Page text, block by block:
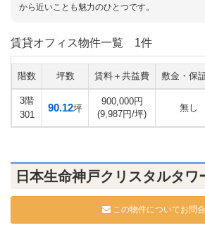
から近いことも魅力のひとつです。
賃貸オフィス物件一覧 1件
階数 坪数 賃料＋共益費 敷金・保
3階
301
90.12坪
900,000円
(9,987円/坪)
無し
日本生命神戸クリスタルタワ
この物件についてお問